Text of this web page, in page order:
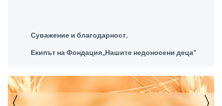
Суважение и благодарност,
Екипът на Фондация„Нашите недоносени деца“